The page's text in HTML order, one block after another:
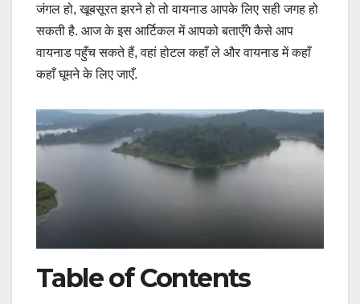
जंगल हो, खूबसूरत झरने हो तो वायनाड आपके लिए सही जगह हो
सकती है. आज के इस आर्टिकल में आपको बताएँगे कैसे आप
वायनाड पहुँच सकते हैं, वहां होटल कहाँ ले और वायनाड में कहाँ
कहाँ घूमने के लिए जाएँ.
Table of Contents